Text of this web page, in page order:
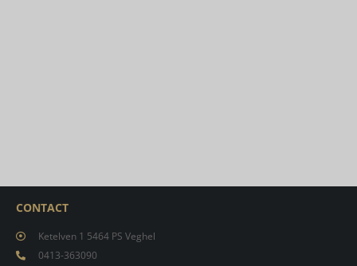
CONTACT
Ketelven 1 5464 PS Veghel
0413-363090